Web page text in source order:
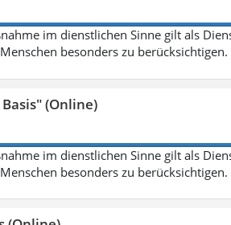
im dienstlichen Sinne gilt als
besonders zu berücksichtigen.
Basis" (Online)
im dienstlichen Sinne gilt als
besonders zu berücksichtigen.